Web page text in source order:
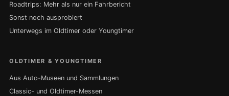
Roadtrips: Mehr als nur ein Fahrbericht
Sonst noch ausprobiert
Unterwegs im Oldtimer oder Youngtimer
OLDTIMER & YOUNGTIMER
Aus Auto-Museen und Sammlungen
Classic- und Oldtimer-Messen